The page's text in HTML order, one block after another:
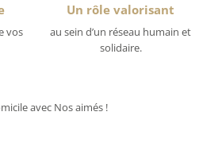
vos
Un rôle valorisant
au sein d’un réseau humain et
solidaire.
avec Nos aimés !